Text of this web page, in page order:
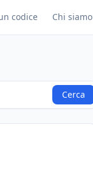
codice Chi siamo
Cerca